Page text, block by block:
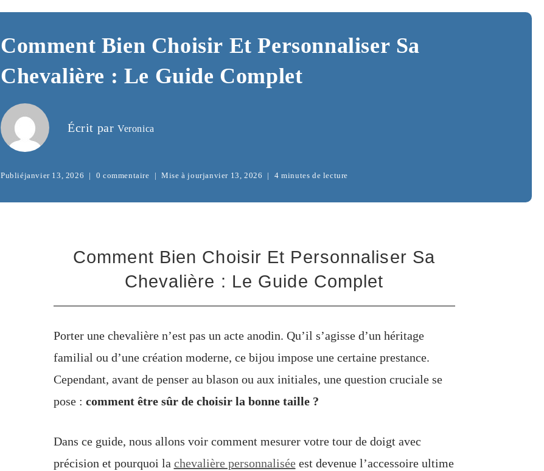
Comment Bien Choisir Et Personnaliser Sa
Chevalière : Le Guide Complet
Écrit par Veronica
Publiéjanvier 13, 2026 0 commentaire Mise à jourjanvier 13, 2026 4 minutes de lecture
Comment Bien Choisir Et Personnaliser Sa
Chevalière : Le Guide Complet
Porter une chevalière n’est pas un acte anodin. Qu’il s’agisse d’un héritage
familial ou d’une création moderne, ce bijou impose une certaine prestance.
Cependant, avant de penser au blason ou aux initiales, une question cruciale se
pose : comment être sûr de choisir la bonne taille ?
Dans ce guide, nous allons voir comment mesurer votre tour de doigt avec
précision et pourquoi la chevalière personnaliséeest devenue l’accessoire ultime